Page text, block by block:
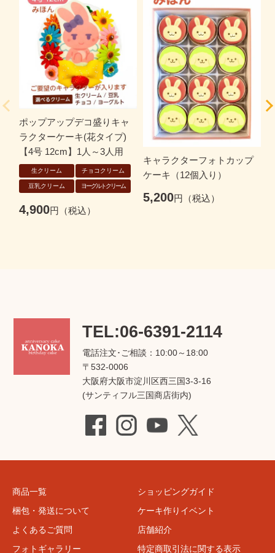
ポップアップデコ盛りキャ
ラクターケーキ(花タイプ)
【4号 12cm】1人～3人用
生クリーム チョコクリーム
豆乳クリーム ヨーグルトクリーム
4,900
キャラクターフォトカップ
ケーキ（12個入り）
5,200
TEL:06-6391-2114
電話注文･ご相談：10:00～18:00
〒532-0006
大阪府大阪市淀川区西三国3-3-16
(サンティフル三国商店街内)
商品一覧
梱包・発送について
よくあるご質問
フォトギャラリー
ショッピングガイド
ケーキ作りイベント
店舗紹介
特定商取引法に関する表示